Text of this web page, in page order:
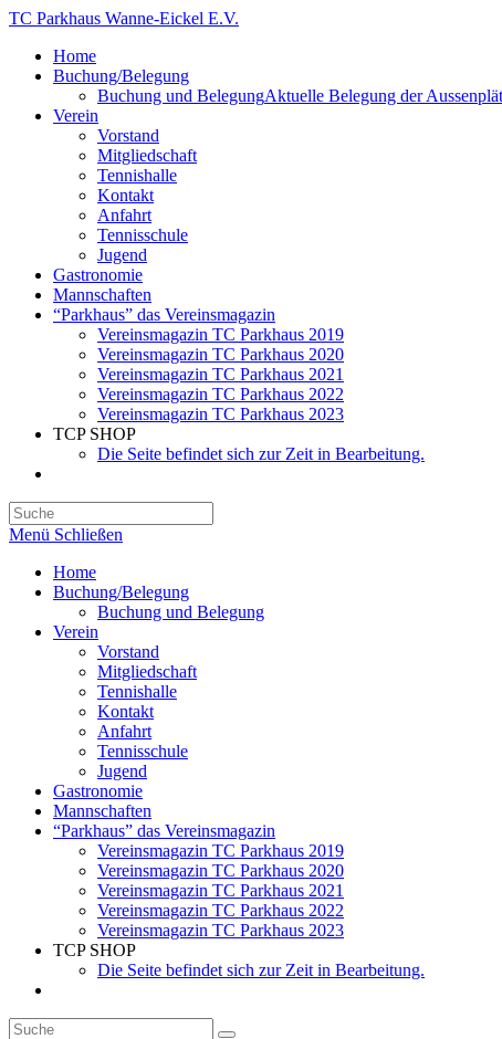
Zum
springen
TC Parkhaus Wanne-Eickel E.V.
Home
Buchung/Belegung
Buchung und BelegungAktuelle Belegung der
Verein
Vorstand
Mitgliedschaft
Tennishalle
Kontakt
Anfahrt
Tennisschule
Jugend
Gastronomie
Mannschaften
“Parkhaus” das Vereinsmagazin
Vereinsmagazin TC Parkhaus 2019
Vereinsmagazin TC Parkhaus 2020
Vereinsmagazin TC Parkhaus 2021
Vereinsmagazin TC Parkhaus 2022
Vereinsmagazin TC Parkhaus 2023
TCP SHOP
Die Seite befindet sich zur Zeit in Bearbeitung.
umschalten
Menü Schließen
Home
Buchung/Belegung
Buchung und Belegung
Verein
Vorstand
Mitgliedschaft
Tennishalle
Kontakt
Anfahrt
Tennisschule
Jugend
Gastronomie
Mannschaften
“Parkhaus” das Vereinsmagazin
Vereinsmagazin TC Parkhaus 2019
Vereinsmagazin TC Parkhaus 2020
Vereinsmagazin TC Parkhaus 2021
Vereinsmagazin TC Parkhaus 2022
Vereinsmagazin TC Parkhaus 2023
TCP SHOP
Die Seite befindet sich zur Zeit in Bearbeitung.
umschalten